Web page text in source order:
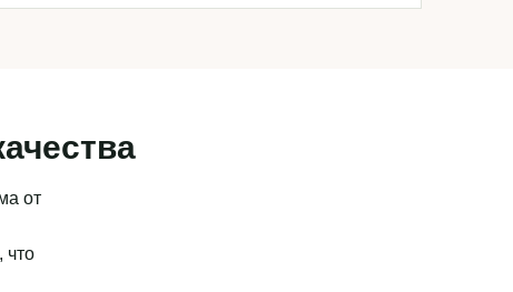
от
что